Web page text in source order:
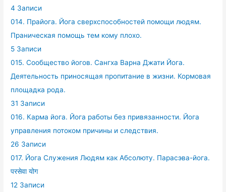
4 Записи
014. Прайога. Йога сверхспособностей помощи людям.
Праническая помощь тем кому плохо.
5 Записи
015. Сообщество йогов. Сангха Варна Джати Йога.
Деятельность приносящая пропитание в жизни. Кормовая
площадка рода.
31 Записи
016. Карма йога. Йога работы без привязанности. Йога
управления потоком причины и следствия.
26 Записи
017. Йога Служения Людям как Абсолюту. Парасэва-йога.
परसेवा योग
12 Записи